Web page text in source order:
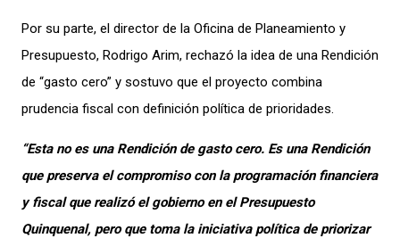
Por su parte, el director de la Oficina de Planeamiento y
Presupuesto, Rodrigo Arim, rechazó la idea de una Rendición
de “gasto cero” y sostuvo que el proyecto combina
prudencia fiscal con definición política de prioridades.
“Esta no es una Rendición de gasto cero. Es una Rendición
que preserva el compromiso con la programación financiera
y fiscal que realizó el gobierno en el Presupuesto
Quinquenal, pero que toma la iniciativa política de priorizar